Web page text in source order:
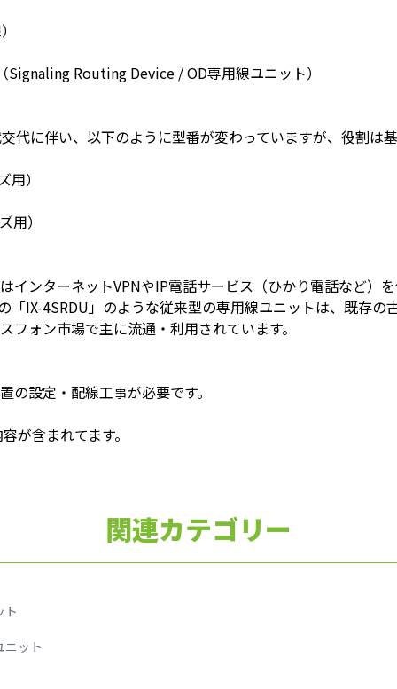
Signaling Routing Device / OD専用線ユニット）
代に伴い、以下のように型番が変わっていますが、役割は
）
用）
インターネットVPNやIP電話サービス（ひかり電話など）
「IX-4SRDU」のような従来型の専用線ユニットは、既存の
フォン市場で主に流通・利用されています。
の設定・配線工事が必要です。
が含まれてます。
関連カテゴリー
ト
ット